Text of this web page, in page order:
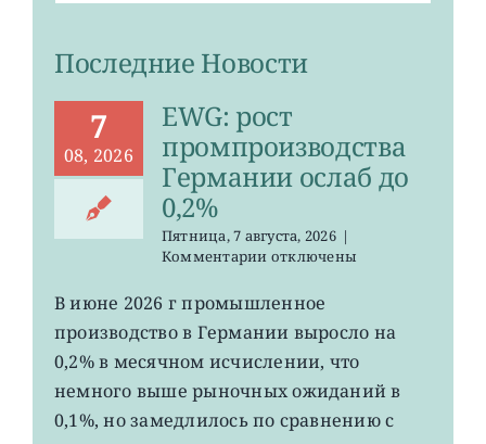
Последние Новости
7
08, 2026
EWG: рост
промпроизводства
Германии ослаб до
0,2%
Пятница, 7 августа, 2026 |
Комментариик
EWG:
рост
промпроизводства
Германии
до
0,2%
отключены
В июне 2026 г промышленное
производство в Германии выросло на
0,2% в месячном исчислении, что
немного выше рыночных ожиданий в
0,1%, но замедлилось по сравнению с